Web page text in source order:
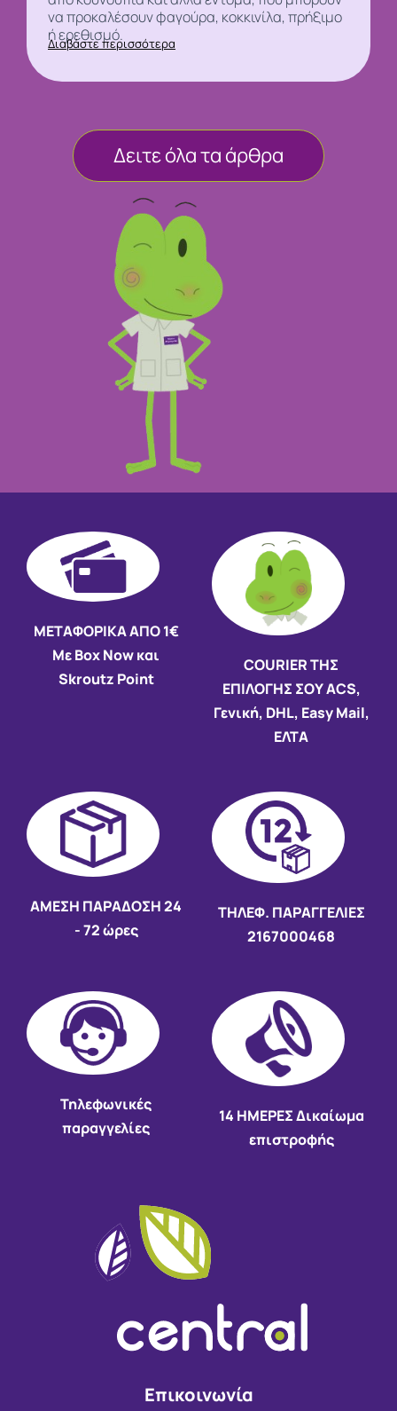
να προκαλέσουν φαγούρα, κοκκινίλα, πρήξιμο
ή ερεθισμό.
Διαβάστε περισσότερα
Δειτε όλα τα άρθρα
ΜΕΤΑΦΟΡΙΚΑ ΑΠΟ 1€
Με Box Now και
Skroutz Point
COURIER ΤΗΣ
ΕΠΙΛΟΓΗΣ ΣΟΥ ACS,
Γενική, DHL, Easy Mail,
ΕΛΤΑ
AMEΣΗ ΠΑΡΑΔΟΣΗ24
- 72 ώρες
ΤΗΛΕΦ. ΠΑΡΑΓΓΕΛΙΕΣ
2167000468
Τηλεφωνικές
παραγγελίες
14 HMEΡΕΣ Δικαίωμα
επιστροφής
Επικοινωνία